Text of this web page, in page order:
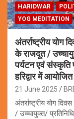
HARIDWAR
YOG MEDITATION
अंतर्राष्ट्रीय योग
के राजदूत /
पर्यटन एवं संस्कृति
हरिद्वार में
21 June 2025
अंतर्राष्ट्रीय योग
/ उच्चायुक्त/